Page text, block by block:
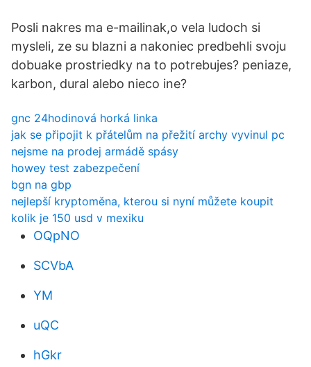
Posli nakres ma e-mailinak,o vela ludoch si
mysleli, ze su blazni a nakoniec predbehli svoju
dobuake prostriedky na to potrebujes? peniaze,
karbon, dural alebo nieco ine?
gnc 24hodinová horká linka
jak se připojit k přátelům na přežití archy vyvinul pc
nejsme na prodej armádě spásy
howey test zabezpečení
bgn na gbp
nejlepší kryptoměna, kterou si nyní můžete koupit
kolik je 150 usd v mexiku
OQpNO
SCVbA
YM
uQC
hGkr